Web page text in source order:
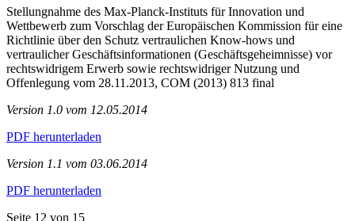
Stellungnahme des Max-Planck-Instituts für Innovation und
Wettbewerb zum Vorschlag der Europäischen Kommission für eine
Richtlinie über den Schutz vertraulichen Know-hows und
vertraulicher Geschäftsinformationen (Geschäftsgeheimnisse) vor
rechtswidrigem Erwerb sowie rechtswidriger Nutzung und
Offenlegung vom 28.11.2013, COM (2013) 813 final
Version 1.0 vom 12.05.2014
PDF herunterladen
Version 1.1 vom 03.06.2014
PDF herunterladen
Seite 12 von 15